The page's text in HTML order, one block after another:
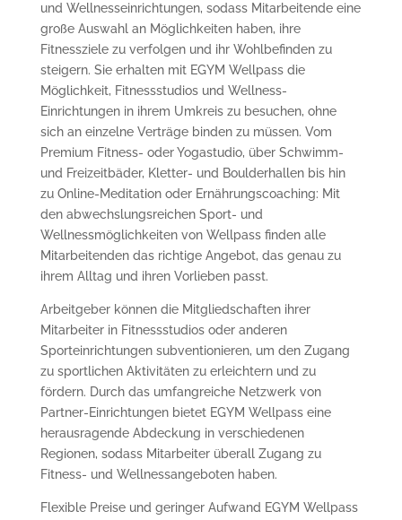
und Wellnesseinrichtungen, sodass Mitarbeitende eine
große Auswahl an Möglichkeiten haben, ihre
Fitnessziele zu verfolgen und ihr Wohlbefinden zu
steigern. Sie erhalten mit EGYM Wellpass die
Möglichkeit, Fitnessstudios und Wellness-
Einrichtungen in ihrem Umkreis zu besuchen, ohne
sich an einzelne Verträge binden zu müssen. Vom
Premium Fitness- oder Yogastudio, über Schwimm-
und Freizeitbäder, Kletter- und Boulderhallen bis hin
zu Online-Meditation oder Ernährungscoaching: Mit
den abwechslungsreichen Sport- und
Wellnessmöglichkeiten von Wellpass finden alle
Mitarbeitenden das richtige Angebot, das genau zu
ihrem Alltag und ihren Vorlieben passt.
Arbeitgeber können die Mitgliedschaften ihrer
Mitarbeiter in Fitnessstudios oder anderen
Sporteinrichtungen subventionieren, um den Zugang
zu sportlichen Aktivitäten zu erleichtern und zu
fördern. Durch das umfangreiche Netzwerk von
Partner-Einrichtungen bietet EGYM Wellpass eine
herausragende Abdeckung in verschiedenen
Regionen, sodass Mitarbeiter überall Zugang zu
Fitness- und Wellnessangeboten haben.
Flexible Preise und geringer Aufwand EGYM Wellpass